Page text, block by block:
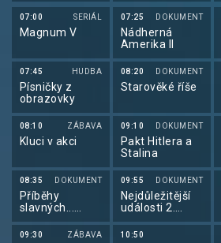
07:00 SERIÁL
Magnum V
07:45 HUDBA
Písničky z
obrazovky
08:10 ZÁBAVA
Kluci v akci
08:35 DOKUMENT
Příběhy
slavných...
Josef Lada
09:30 ZÁBAVA
07:25 DOKUMENT
Nádherná
Amerika II
08:20 DOKUMENT
Starověké říše
09:10 DOKUMENT
Pakt Hitlera a
Stalina
09:55 DOKUMENT
Nejdůležitější
události 2.
světové války v
barvě
10:50